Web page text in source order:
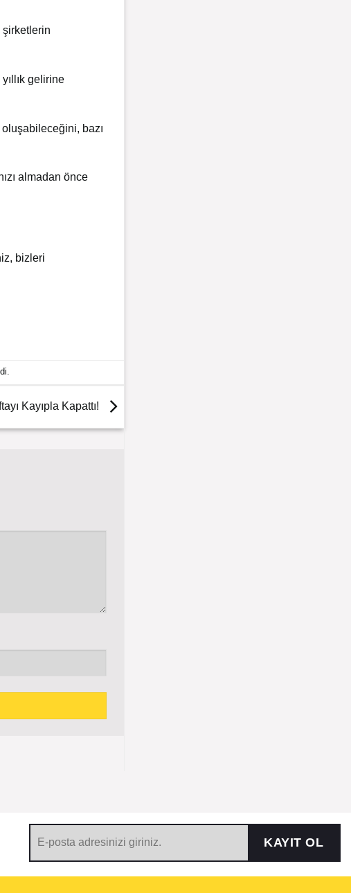
şirketlerin
gelirine
bazı
almadan önce
bizleri
Kayıpla Kapattı!
KAYIT OL